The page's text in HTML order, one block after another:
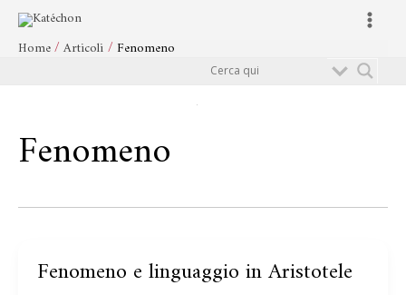
contenuto
Main
Home Articoli Fenomeno
Fenomeno
Fenomeno e linguaggio in Aristotele
Fenomeno